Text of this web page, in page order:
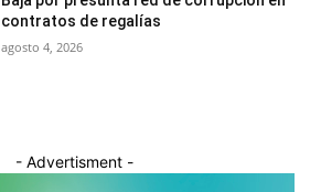
contratos de regalías
agosto 4, 2026
- Advertisment -